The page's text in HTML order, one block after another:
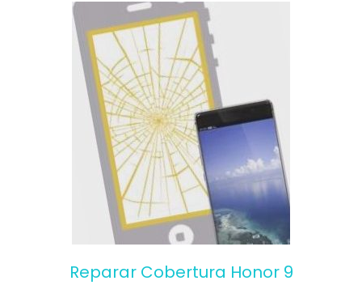
Reparar Cobertura Honor 9